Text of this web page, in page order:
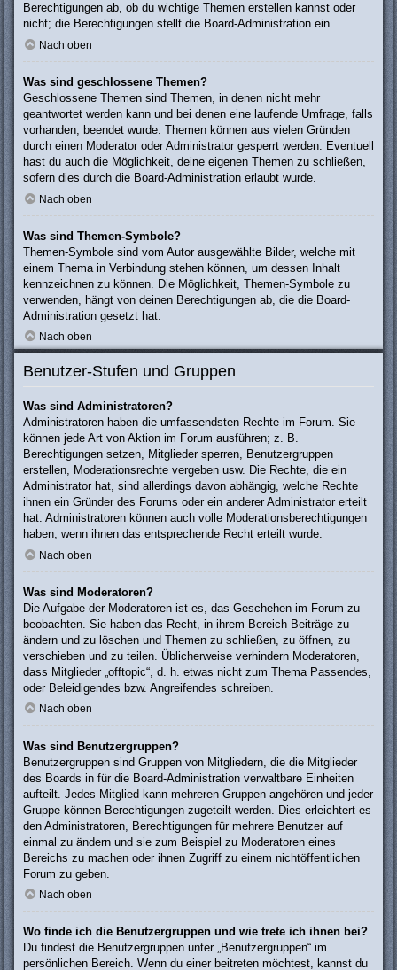
Berechtigungen ab, ob du wichtige Themen erstellen kannst oder
nicht; die Berechtigungen stellt die Board-Administration ein.
Nach oben
Was sind geschlossene Themen?
Geschlossene Themen sind Themen, in denen nicht mehr
geantwortet werden kann und bei denen eine laufende Umfrage, falls
vorhanden, beendet wurde. Themen können aus vielen Gründen
durch einen Moderator oder Administrator gesperrt werden. Eventuell
hast du auch die Möglichkeit, deine eigenen Themen zu schließen,
sofern dies durch die Board-Administration erlaubt wurde.
Nach oben
Was sind Themen-Symbole?
Themen-Symbole sind vom Autor ausgewählte Bilder, welche mit
einem Thema in Verbindung stehen können, um dessen Inhalt
kennzeichnen zu können. Die Möglichkeit, Themen-Symbole zu
verwenden, hängt von deinen Berechtigungen ab, die die Board-
Administration gesetzt hat.
Nach oben
Benutzer-Stufen und Gruppen
Was sind Administratoren?
Administratoren haben die umfassendsten Rechte im Forum. Sie
können jede Art von Aktion im Forum ausführen; z. B.
Berechtigungen setzen, Mitglieder sperren, Benutzergruppen
erstellen, Moderationsrechte vergeben usw. Die Rechte, die ein
Administrator hat, sind allerdings davon abhängig, welche Rechte
ihnen ein Gründer des Forums oder ein anderer Administrator erteilt
hat. Administratoren können auch volle Moderationsberechtigungen
haben, wenn ihnen das entsprechende Recht erteilt wurde.
Nach oben
Was sind Moderatoren?
Die Aufgabe der Moderatoren ist es, das Geschehen im Forum zu
beobachten. Sie haben das Recht, in ihrem Bereich Beiträge zu
ändern und zu löschen und Themen zu schließen, zu öffnen, zu
verschieben und zu teilen. Üblicherweise verhindern Moderatoren,
dass Mitglieder „offtopic“, d. h. etwas nicht zum Thema Passendes,
oder Beleidigendes bzw. Angreifendes schreiben.
Nach oben
Was sind Benutzergruppen?
Benutzergruppen sind Gruppen von Mitgliedern, die die Mitglieder
des Boards in für die Board-Administration verwaltbare Einheiten
aufteilt. Jedes Mitglied kann mehreren Gruppen angehören und jeder
Gruppe können Berechtigungen zugeteilt werden. Dies erleichtert es
den Administratoren, Berechtigungen für mehrere Benutzer auf
einmal zu ändern und sie zum Beispiel zu Moderatoren eines
Bereichs zu machen oder ihnen Zugriff zu einem nichtöffentlichen
Forum zu geben.
Nach oben
Wo finde ich die Benutzergruppen und wie trete ich ihnen bei?
Du findest die Benutzergruppen unter „Benutzergruppen“ im
persönlichen Bereich. Wenn du einer beitreten möchtest, kannst du